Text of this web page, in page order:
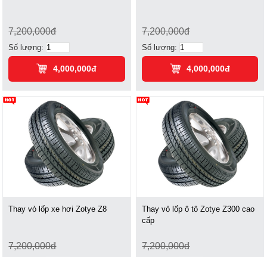
7,200,000đ
Số lượng:
4,000,000đ
7,200,000đ
Số lượng:
4,000,000đ
Thay vỏ lốp xe hơi Zotye Z8
7,200,000đ
Thay vỏ lốp ô tô Zotye Z300 cao
cấp
7,200,000đ